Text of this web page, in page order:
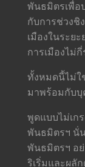
พันธมิตรเพื่อ
กับการช่วงชิ
เมืองในระย
การเมืองไม่กี่
ทั้งหมดนี้ไม่ใ
มาพร้อมกับบุ
พูดแบบไม่เก
พันธมิตรฯ นั่
พันธมิตรฯ อย่
ริเริ่มและผลั